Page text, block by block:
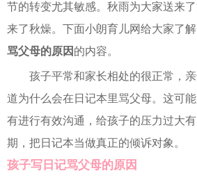
节的转变尤其敏感。秋雨为大家送来
来了秋燥。下面小朗育儿网给大家了
骂父母的原因 的内容。
孩子平常和家长相处的很正常，
道为什么会在日记本里骂父母。这可
有进行有效沟通，给孩子的压力过大
期，把日记本当做真正的倾诉对象。
孩子写日记骂父母的原因